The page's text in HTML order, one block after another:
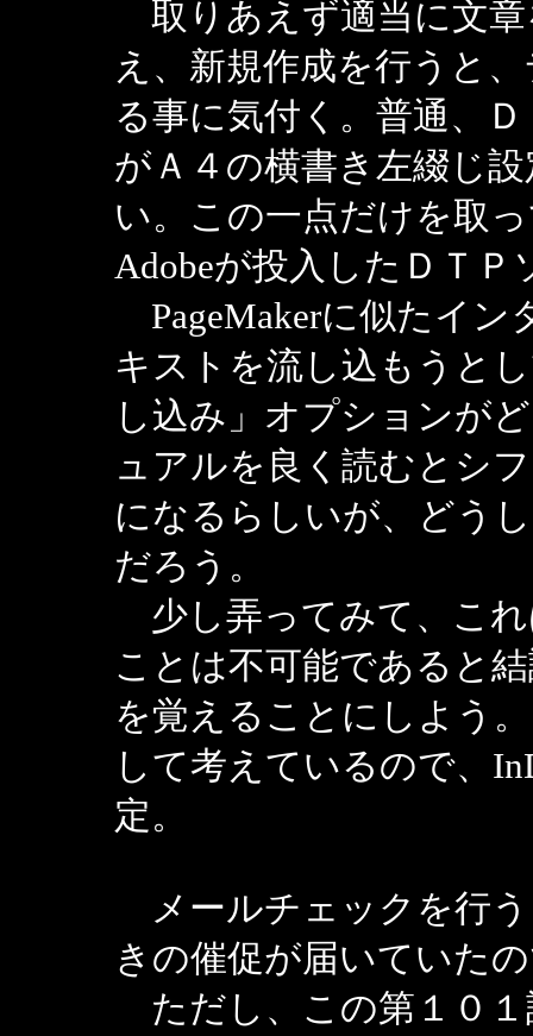
取りあえず適当に文
え、新規作成を行うと
る事に気付く。普通、
がＡ４の横書き左綴じ
い。この一点だけを取
Adobeが投入したＤＴ
PageMakerに似たイン
キストを流し込もうと
し込み」オプションが
ュアルを良く読むとシ
になるらしいが、どう
だろう。
少し弄ってみて、こ
ことは不可能であると
を覚えることにしよう
して考えているので、
定。
メールチェックを行
きの催促が届いていた
ただし、この第１０１